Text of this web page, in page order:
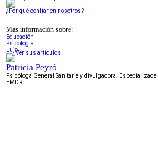
¿Por qué confiar en nosotros?
Más información sobre:
Educación
Psicología
Lujo
Patricia Peyró
Psicóloga General Sanitaria y divulgadora.
EMDR.